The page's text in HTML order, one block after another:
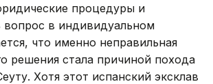
процедуры и
вопрос в индивидуальном
что именно неправильная
решения стала причиной похода
Хотя этот испанский эксклав